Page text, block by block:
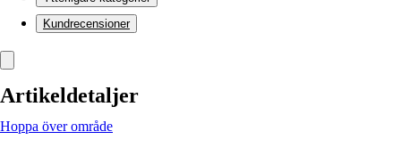
Kundrecensioner
Artikeldetaljer
Hoppa över område